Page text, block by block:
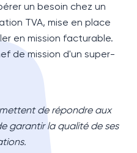
un besoin chez un
TVA, mise en place
en mission facturable.
de mission d'un super-
de répondre aux
garantir la qualité de ses